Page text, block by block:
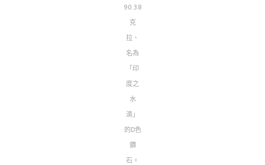
90.38
克
拉、
名為
「印
度之
水
滴」
的D色
鑽
石。